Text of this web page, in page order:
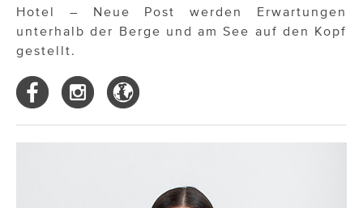
Hotel – Neue Post werden Erwartungen
unterhalb der Berge und am See auf den Kopf
gestellt.